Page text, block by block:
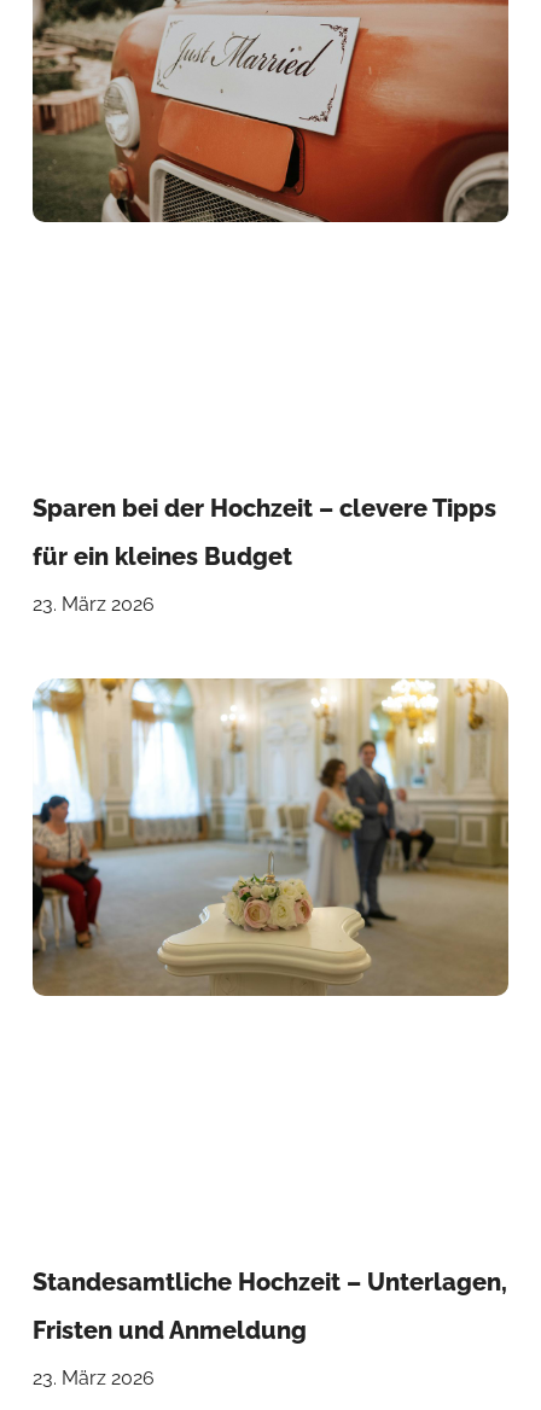
Sparen bei der Hochzeit – clevere Tipps
für ein kleines Budget
23. März 2026
Standesamtliche Hochzeit – Unterlagen,
Fristen und Anmeldung
23. März 2026